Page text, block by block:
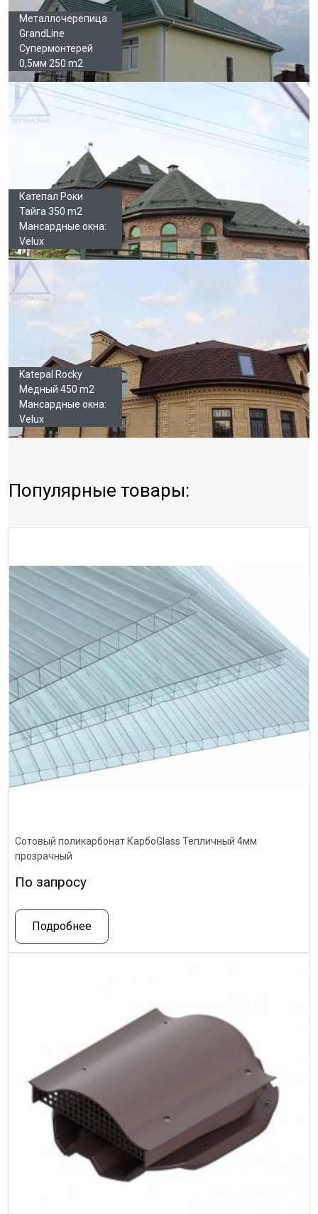
Металлочерепица
GrandLine
Супермонтерей
0,5мм 250 m2
Катепал Роки
Тайга 350 m2
Мансардные окна:
Velux
Katepal Rocky
Медный 450 m2
Мансардные окна:
Velux
Популярные товары:
Сотовый поликарбонат КарбоGlass Тепличный 4мм
прозрачный
По запросу
Подробнее